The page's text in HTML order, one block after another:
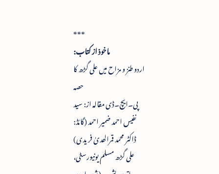
***
ماخوذ از کتاب:
اردو طنز و مزاح میں علی گڑھ کا
حصہ
پی۔ایچ۔ڈی مقالہ از: سید
نفیس احمد ضمیر احمد (گائڈ:
ڈاکٹر محمد قمرالھدیٰ فریدی)
علی گڑھ مسلم یونیورسٹی،